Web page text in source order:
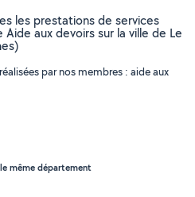
les prestations de services
aux devoirs sur la ville de Le
par nos membres : aide aux
même département